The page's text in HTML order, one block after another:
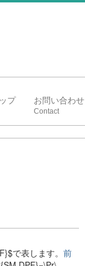
プ お問い合わせ
で表します。 前